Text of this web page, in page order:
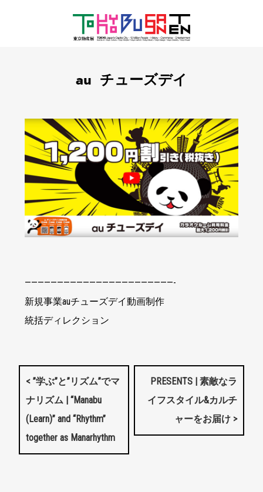
au チューズデイ
———————————————————————-
新規事業auチューズデイ動画制作
統括ディレクション
< ”学ぶ”と”リズム”でマ
ナリズム | “Manabu
(Learn)” and “Rhythm”
together as Manarhythm
PRESENTS | 素敵なラ
イフスタイル&カルチ
ャーをお届け >